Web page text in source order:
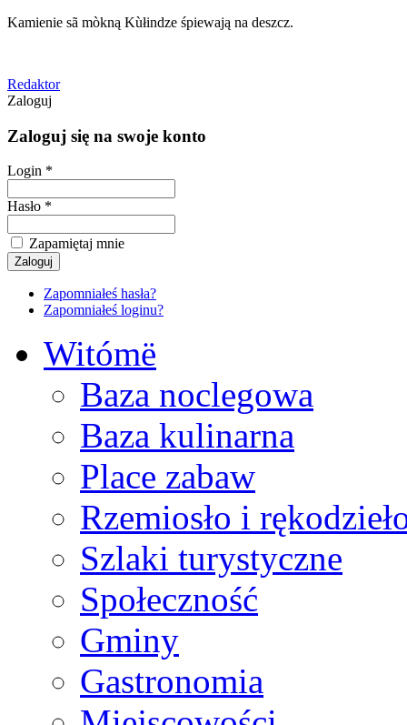
Kamienie sã mòkną Kùłindze śpiewają na deszcz.
Redaktor
Zaloguj
Zaloguj się na swoje konto
Login *
Hasło *
Zapamiętaj mnie
Zapomniałeś hasła?
Zapomniałeś loginu?
Witómë
Baza noclegowa
Baza kulinarna
Place zabaw
Rzemiosło i
Szlaki turystyczne
Społeczność
Gminy
Gastronomia